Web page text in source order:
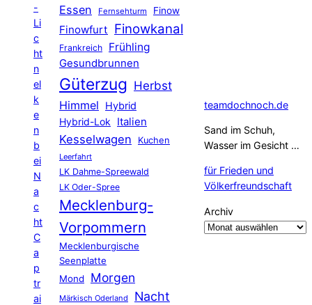
-
Li
c
ht
n
el
k
e
n
b
ei
N
a
c
ht
C
a
p
tr
ai
Essen Fernsehturm Finow
Finowfurt Finowkanal
Frankreich Frühling
Gesundbrunnen
Güterzug Herbst
Himmel
Hybrid
Hybrid-Lok Italien
Kesselwagen Kuchen
Leerfahrt
LK Dahme-Spreewald
LK Oder-Spree
Mecklenburg-
Vorpommern
Mecklenburgische
Seenplatte
Mond
Morgen
Märkisch Oderland Nacht
teamdochnoch.de
Sand im Schuh,
Wasser im Gesicht …
für Frieden und
Völkerfreundschaft
Archiv